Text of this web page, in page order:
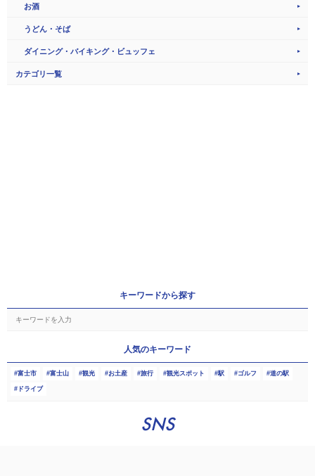
お酒
うどん・そば
ダイニング・バイキング・ビュッフェ
カテゴリ一覧
キーワードから探す
人気のキーワード
富士市 富士山 観光 お土産 旅行 観光スポット 駅 ゴルフ 道の駅
ドライブ
SNS